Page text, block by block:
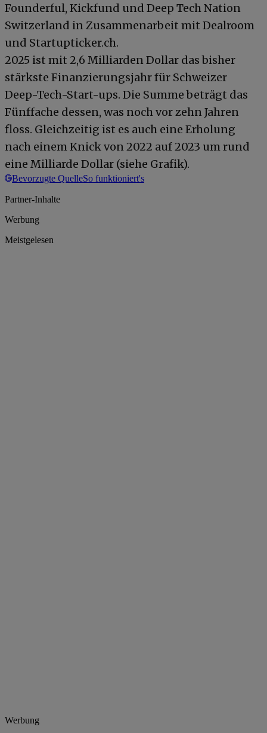
Founderful, Kickfund und Deep Tech Nation
Switzerland in Zusammenarbeit mit Dealroom
und Startupticker.ch.
2025 ist mit 2,6 Milliarden Dollar das bisher
stärkste Finanzierungsjahr für Schweizer
Deep-Tech-Start-ups. Die Summe beträgt das
Fünffache dessen, was noch vor zehn Jahren
floss. Gleichzeitig ist es auch eine Erholung
nach einem Knick von 2022 auf 2023 um rund
eine Milliarde Dollar (siehe Grafik).
Bevorzugte QuelleSo funktioniert's
Partner-Inhalte
Werbung
Meistgelesen
Werbung